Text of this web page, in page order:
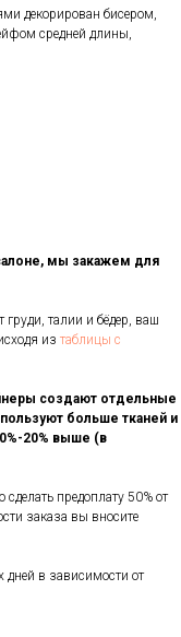
декорирован бисером,
средней длины,
мы закажем для
талии и бёдер, ваш
из таблицы с
создают отдельные
больше тканей и
20% выше (в
предоплату 50% от
заказа вы вносите
дней в зависимости от